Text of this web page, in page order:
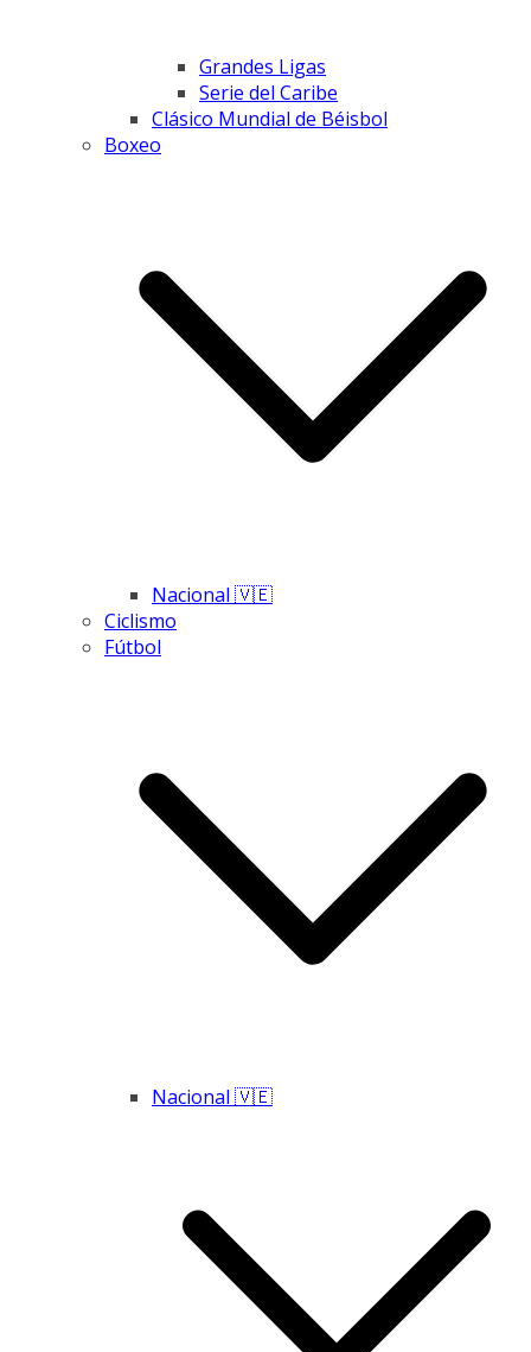
Grandes Ligas
Serie del Caribe
Clásico Mundial de Béisbol
Boxeo
Nacional 🇻🇪
Ciclismo
Fútbol
Nacional 🇻🇪